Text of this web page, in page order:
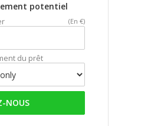
potentiel
(En €)
du prêt
NOUS